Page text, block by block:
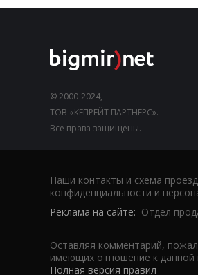
© 2000-2024,
ТОВ «КЕПРЕЙТ ПАРТНЕРС».
Все права защищены.
Наши контакты и схема
конфиденциальности и
Реклама на сайте: Отдел
Оставляя комментарий,
имеющих отношение к данной
Полная версия правил